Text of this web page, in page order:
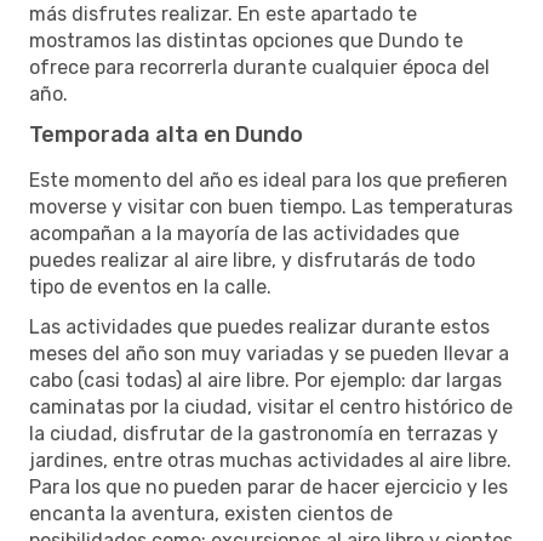
más disfrutes realizar. En este apartado te
mostramos las distintas opciones que Dundo te
ofrece para recorrerla durante cualquier época del
año.
Temporada alta en Dundo
Este momento del año es ideal para los que prefieren
moverse y visitar con buen tiempo. Las temperaturas
acompañan a la mayoría de las actividades que
puedes realizar al aire libre, y disfrutarás de todo
tipo de eventos en la calle.
Las actividades que puedes realizar durante estos
meses del año son muy variadas y se pueden llevar a
cabo (casi todas) al aire libre. Por ejemplo: dar largas
caminatas por la ciudad, visitar el centro histórico de
la ciudad, disfrutar de la gastronomía en terrazas y
jardines, entre otras muchas actividades al aire libre.
Para los que no pueden parar de hacer ejercicio y les
encanta la aventura, existen cientos de